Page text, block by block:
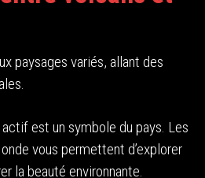
paysages variés, allant des
actif est un symbole du pays. Les
vous permettent d’explorer
la beauté environnante.